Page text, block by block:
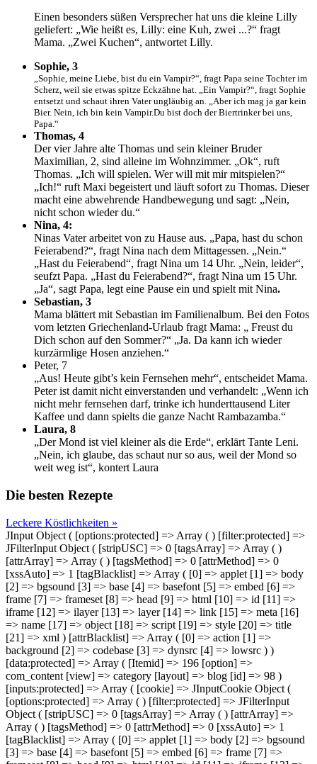
Einen besonders süßen Versprecher hat uns die kleine Lilly
geliefert: „Wie heißt es, Lilly: eine Kuh, zwei ...?“ fragt
Mama. „Zwei Kuchen“, antwortet Lilly.
Sophie, 3
„Sophie, meine Liebe, bist du ein Vampir?“, fragt Papa seine Tochter im
Scherz, weil sie etwas spitze Eckzähne hat. „Ein Vampir?“, fragt Sophie
entsetzt und schaut ihren Vater ungläubig an. „Aber ich mag ja gar kein
Bier. Nein, ich bin kein Vampir.Du bist doch der Biertrinker bei uns,
Papa.“
Thomas, 4
Der vier Jahre alte Thomas und sein kleiner Bruder
Maximilian, 2, sind alleine im Wohnzimmer. „Ok“, ruft
Thomas. „Ich will spielen. Wer will mit mir mitspielen?“
„Ich!“ ruft Maxi begeistert und läuft sofort zu Thomas. Dieser
macht eine abwehrende Handbewegung und sagt: „Nein,
nicht schon wieder du.“
Nina, 4:
Ninas Vater arbeitet von zu Hause aus. „Papa, hast du schon
Feierabend?“, fragt Nina nach dem Mittagessen. „Nein.“
„Hast du Feierabend“, fragt Nina um 14 Uhr. „Nein, leider“,
seufzt Papa. „Hast du Feierabend?“, fragt Nina um 15 Uhr.
„Ja“, sagt Papa, legt eine Pause ein und spielt mit Nina.
Sebastian, 3
Mama blättert mit Sebastian im Familienalbum. Bei den Fotos
vom letzten Griechenland-Urlaub fragt Mama: „ Freust du
Dich schon auf den Sommer?“ „Ja. Da kann ich wieder
kurzärmlige Hosen anziehen.“
Peter, 7
„Aus! Heute gibt’s kein Fernsehen mehr“, entscheidet Mama.
Peter ist damit nicht einverstanden und verhandelt: „Wenn ich
nicht mehr fernsehen darf, trinke ich hunderttausend Liter
Kaffee und dann spielts die ganze Nacht Rambazamba.“
Laura, 8
„Der Mond ist viel kleiner als die Erde“, erklärt Tante Leni.
„Nein, ich glaube, das schaut nur so aus, weil der Mond so
weit weg ist“, kontert Laura
Die besten Rezepte
Leckere Köstlichkeiten »
JInput Object ( [options:protected] => Array ( ) [filter:protected] =>
JFilterInput Object ( [stripUSC] => 0 [tagsArray] => Array ( )
[attrArray] => Array ( ) [tagsMethod] => 0 [attrMethod] => 0
[xssAuto] => 1 [tagBlacklist] => Array ( [0] => applet [1] => body
[2] => bgsound [3] => base [4] => basefont [5] => embed [6] =>
frame [7] => frameset [8] => head [9] => html [10] => id [11] =>
iframe [12] => ilayer [13] => layer [14] => link [15] => meta [16]
=> name [17] => object [18] => script [19] => style [20] => title
[21] => xml ) [attrBlacklist] => Array ( [0] => action [1] =>
background [2] => codebase [3] => dynsrc [4] => lowsrc ) )
[data:protected] => Array ( [Itemid] => 196 [option] =>
com_content [view] => category [layout] => blog [id] => 98 )
[inputs:protected] => Array ( [cookie] => JInputCookie Object (
[options:protected] => Array ( ) [filter:protected] => JFilterInput
Object ( [stripUSC] => 0 [tagsArray] => Array ( ) [attrArray] =>
Array ( ) [tagsMethod] => 0 [attrMethod] => 0 [xssAuto] => 1
[tagBlacklist] => Array ( [0] => applet [1] => body [2] => bgsound
[3] => base [4] => basefont [5] => embed [6] => frame [7] =>